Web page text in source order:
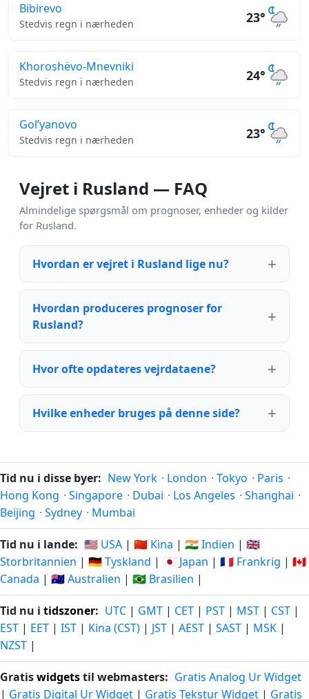
Bibirevo
Stedvis regn i nærheden 23°
Khoroshëvo-Mnevniki
Stedvis regn i nærheden 24°
Gol’yanovo
Stedvis regn i nærheden 23°
Vejret i Rusland — FAQ
Almindelige spørgsmål om prognoser, enheder og kilder
for Rusland.
Hvordan er vejret i Rusland lige nu?
Hvordan produceres prognoser for
Rusland?
Hvor ofte opdateres vejrdataene?
Hvilke enheder bruges på denne side?
Tid nu i disse byer: New York · London · Tokyo · Paris ·
Hong Kong · Singapore · Dubai · Los Angeles · Shanghai ·
Beijing · Sydney · Mumbai
Tid nu i lande: 🇺🇸 USA | 🇨🇳 Kina | 🇮🇳 Indien | 🇬🇧
Storbritannien | 🇩🇪 Tyskland | 🇯🇵 Japan | 🇫🇷 Frankrig | 🇨🇦
Canada | 🇦🇺 Australien | 🇧🇷 Brasilien |
Tid nu i tidszoner: UTC | GMT | CET | PST | MST | CST |
EST | EET | IST | Kina (CST) | JST | AEST | SAST | MSK |
NZST |
Gratiswidgetstil webmasters: Gratis Analog Ur Widget
| Gratis Digital Ur Widget | Gratis Tekstur Widget | Gratis